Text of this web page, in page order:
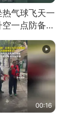
气球飞天一
一点防备都
00:16